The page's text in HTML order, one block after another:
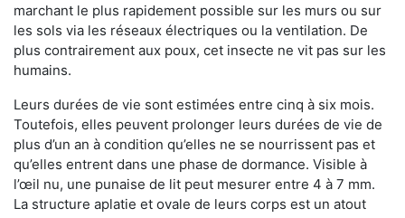
marchant le plus rapidement possible sur les murs ou sur
les sols via les réseaux électriques ou la ventilation. De
plus contrairement aux poux, cet insecte ne vit pas sur les
humains.
Leurs durées de vie sont estimées entre cinq à six mois.
Toutefois, elles peuvent prolonger leurs durées de vie de
plus d’un an à condition qu’elles ne se nourrissent pas et
qu’elles entrent dans une phase de dormance. Visible à
l’œil nu, une punaise de lit peut mesurer entre 4 à 7 mm.
La structure aplatie et ovale de leurs corps est un atout